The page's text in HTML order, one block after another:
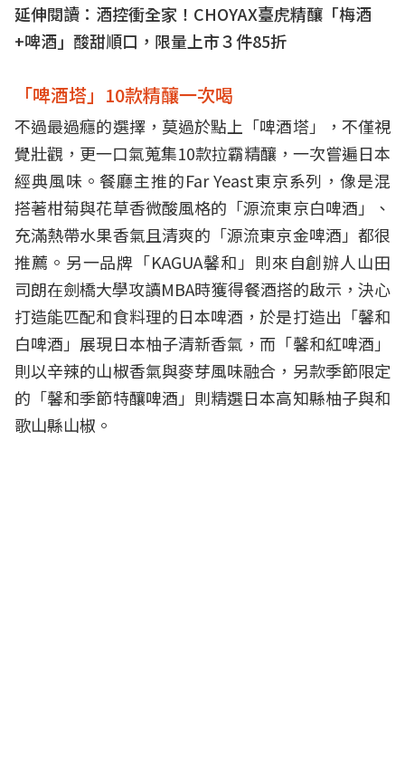
延伸閱讀： 酒控衝全家！CHOYAX臺虎精釀「梅酒
+啤酒」酸甜順口，限量上市３件85折
「啤酒塔」10款精釀一次喝
不過最過癮的選擇，莫過於點上「啤酒塔」，不僅視
覺壯觀，更一口氣蒐集10款拉霸精釀，一次嘗遍日本
經典風味。餐廳主推的Far Yeast東京系列，像是混
搭著柑菊與花草香微酸風格的「源流東京白啤酒」、
充滿熱帶水果香氣且清爽的「源流東京金啤酒」都很
推薦。另一品牌「KAGUA馨和」則來自創辦人山田
司朗在劍橋大學攻讀MBA時獲得餐酒搭的啟示，決心
打造能匹配和食料理的日本啤酒，於是打造出「馨和
白啤酒」展現日本柚子清新香氣，而「馨和紅啤酒」
則以辛辣的山椒香氣與麥芽風味融合，另款季節限定
的「馨和季節特釀啤酒」則精選日本高知縣柚子與和
歌山縣山椒。